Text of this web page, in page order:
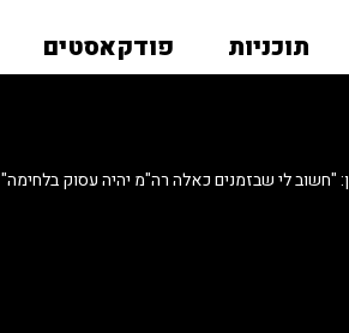
תוכניות פודקאסטים
"חשוב לי שבזמנים כאלה רה"מ יהיה עסוק בלחימה"